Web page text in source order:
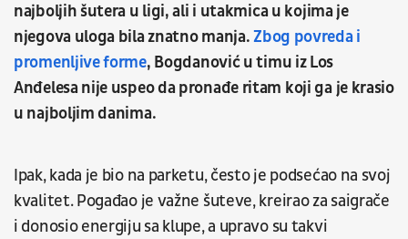
najboljih šutera u ligi, ali i utakmica u kojima je
njegova uloga bila znatno manja.Zbog povreda i
promenljive forme, Bogdanović u timu iz Los
Anđelesa nije uspeo da pronađe ritam koji ga je krasio
u najboljim danima.
Ipak, kada je bio na parketu, često je podsećao na svoj
kvalitet. Pogađao je važne šuteve, kreirao za saigrače
i donosio energiju sa klupe, a upravo su takvi